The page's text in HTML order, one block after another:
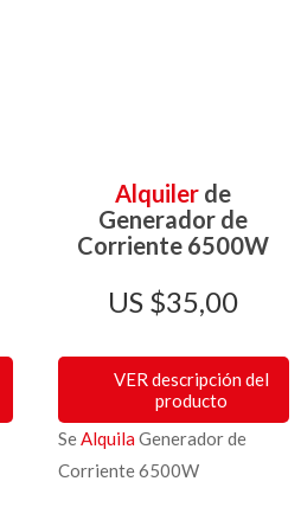
Alquiler de
Generador de
Corriente 6500W
$35,00
VER descripción del
producto
SeAlquilaGenerador de
Corriente 6500W